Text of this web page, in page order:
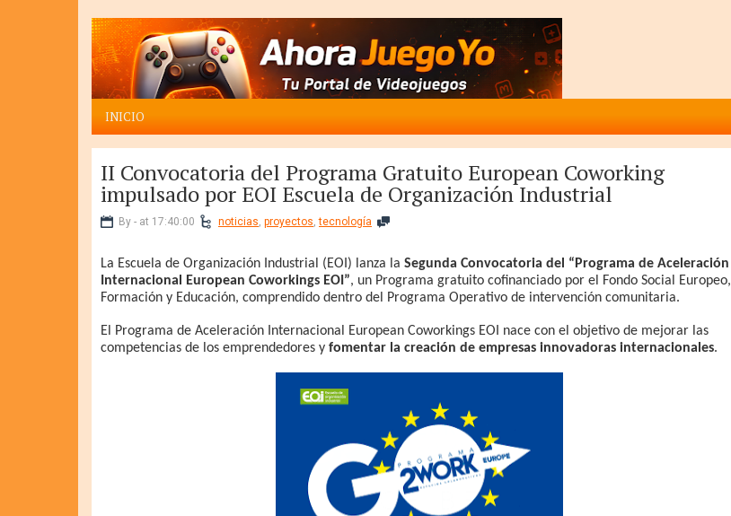
INICIO
II Convocatoria del Programa Gratuito European Coworking
impulsado por EOI Escuela de Organización Industrial
By - at 17:40:00 noticias, proyectos,tecnología
La Escuela de Organización Industrial (EOI) lanza la Segunda Convocatoria del “Programa de Aceleración
Internacional European Coworkings EOI”, un Programa gratuito cofinanciado por el Fondo Social Europeo,
Formación y Educación, comprendido dentro del Programa Operativo de intervención comunitaria.
El Programa de Aceleración Internacional European Coworkings EOI nace con el objetivo de mejorar las
competencias de los emprendedores y fomentar la creación de empresas innovadoras internacionales.